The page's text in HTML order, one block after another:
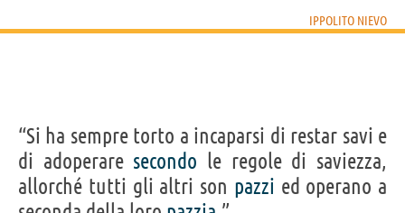
IPPOLITO NIEVO
“Si ha sempre torto a incaparsi di restar savi e
di adoperare secondo le regole di saviezza,
allorché tutti gli altri son pazzi ed operano a